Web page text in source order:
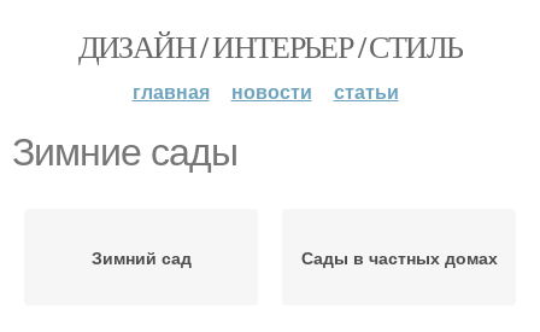
ДИЗАЙН / ИНТЕРЬЕР / СТИЛЬ
главная новости статьи
Зимние сады
Зимний сад Сады в частных домах